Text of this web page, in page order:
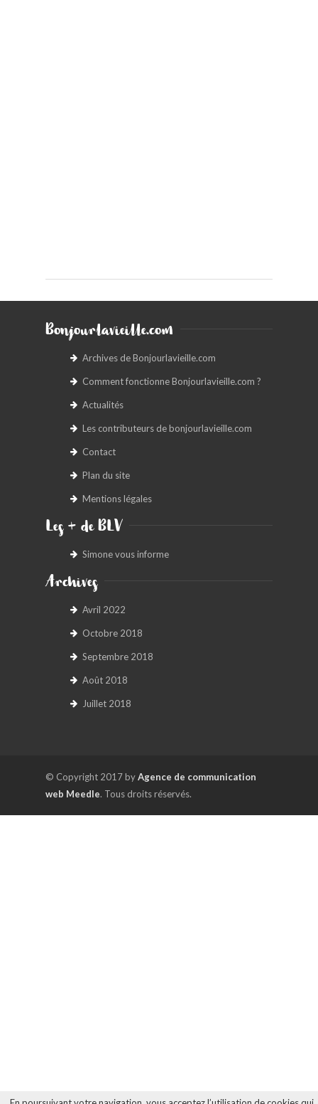
Bonjourlavieille.com
Archives de Bonjourlavieille.com
Comment fonctionne Bonjourlavieille.com ?
Actualités
Les contributeurs de bonjourlavieille.com
Contact
Plan du site
Mentions légales
Les + de BLV
Simone vous informe
Archives
Avril 2022
Octobre 2018
Septembre 2018
Août 2018
Juillet 2018
© Copyright 2017 byAgence de communication
web Meedle. Tous droits réservés.